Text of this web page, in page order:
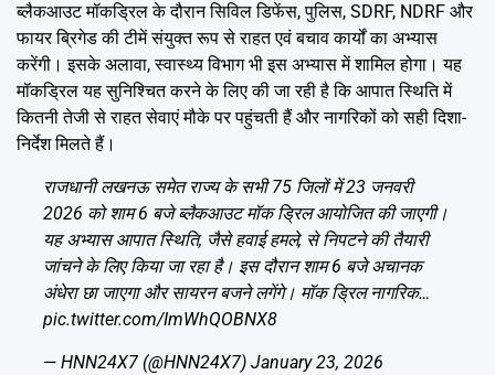
ब्लैकआउट मॉकड्रिल के दौरान सिविल डिफेंस, पुलिस, SDRF, NDRF और
फायर ब्रिगेड की टीमें संयुक्त रूप से राहत एवं बचाव कार्यों का अभ्यास
करेंगी। इसके अलावा, स्वास्थ्य विभाग भी इस अभ्यास में शामिल होगा। यह
मॉकड्रिल यह सुनिश्चित करने के लिए की जा रही है कि आपात स्थिति में
कितनी तेजी से राहत सेवाएं मौके पर पहुंचती हैं और नागरिकों को सही दिशा-
निर्देश मिलते हैं।
राजधानी लखनऊ समेत राज्य के सभी 75 जिलों में 23 जनवरी
2026 को शाम 6 बजे ब्लैकआउट मॉक ड्रिल आयोजित की जाएगी।
यह अभ्यास आपात स्थिति, जैसे हवाई हमले, से निपटने की तैयारी
जांचने के लिए किया जा रहा है। इस दौरान शाम 6 बजे अचानक
अंधेरा छा जाएगा और सायरन बजने लगेंगे। मॉक ड्रिल नागरिक…
pic.twitter.com/ImWhQOBNX8
— HNN24X7 (@HNN24X7) January 23, 2026